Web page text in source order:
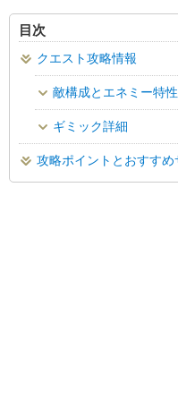
目次
クエスト攻略情報
敵構成とエネミー特性
ギミック詳細
攻略ポイントとおすすめ